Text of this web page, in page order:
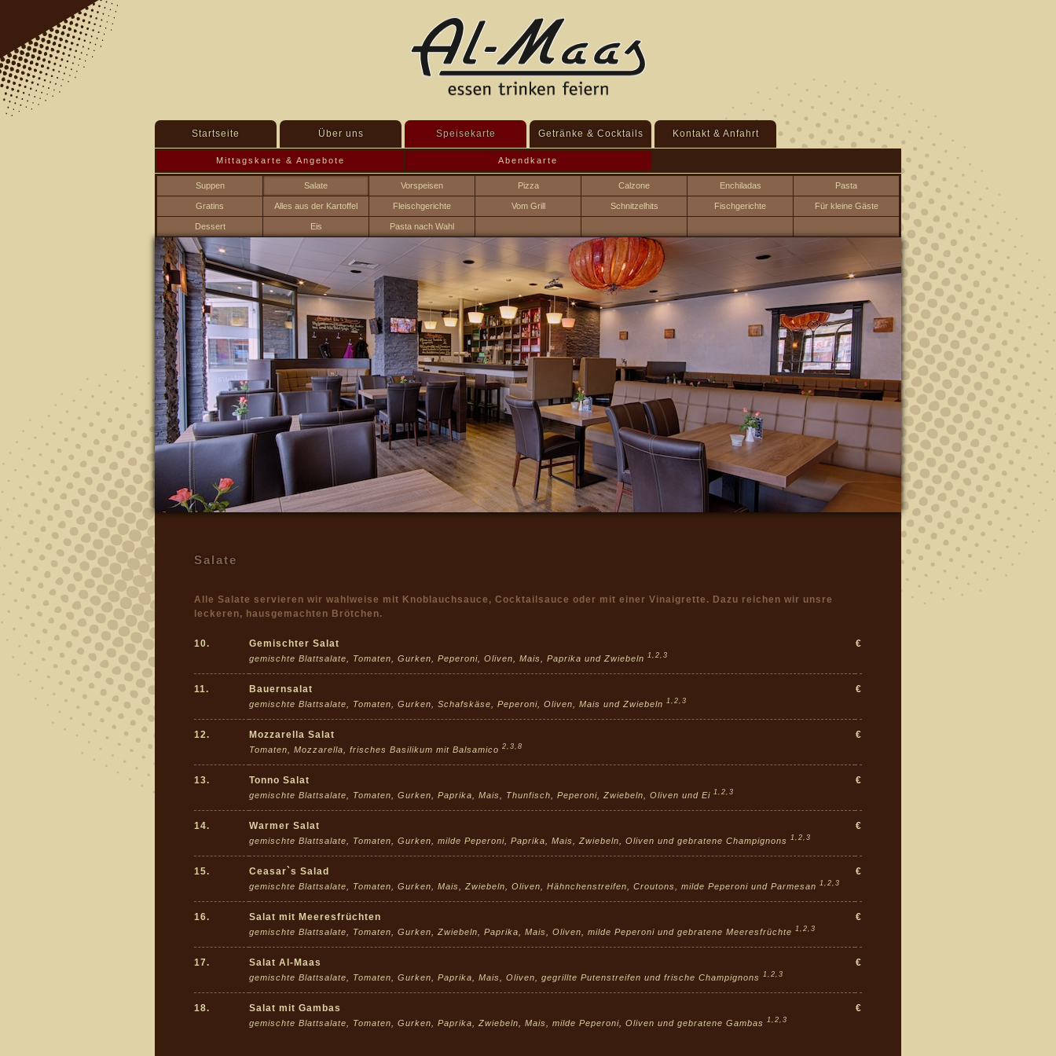
Startseite Über uns Speisekarte Getränke & Cocktails Kontakt & Anfahrt
Mittagskarte & Angebote Abendkarte
Suppen Salate Vorspeisen Pizza Calzone Enchiladas Pasta
Gratins Alles aus der Kartoffel Fleischgerichte Vom Grill Schnitzelhits Fischgerichte Für kleine Gäste
Dessert Eis Pasta nach Wahl
Salate
Alle Salate servieren wir wahlweise mit Knoblauchsauce, Cocktailsauce oder mit einer Vinaigrette. Dazu reichen wir unsre
leckeren, hausgemachten Brötchen.
10. Gemischter Salat
gemischte Blattsalate, Tomaten, Gurken, Peperoni, Oliven, Mais, Paprika und Zwiebeln 1,2,3
€
11. Bauernsalat
gemischte Blattsalate, Tomaten, Gurken, Schafskäse, Peperoni, Oliven, Mais und Zwiebeln 1,2,3
€
12. Mozzarella Salat
Tomaten, Mozzarella, frisches Basilikum mit Balsamico 2,3,8
€
13. Tonno Salat
gemischte Blattsalate, Tomaten, Gurken, Paprika, Mais, Thunfisch, Peperoni, Zwiebeln, Oliven und Ei 1,2,3
€
14. Warmer Salat
gemischte Blattsalate, Tomaten, Gurken, milde Peperoni, Paprika, Mais, Zwiebeln, Oliven und gebratene Champignons 1,2,3
€
15. Ceasar`s Salad
gemischte Blattsalate, Tomaten, Gurken, Mais, Zwiebeln, Oliven, Hähnchenstreifen, Croutons, milde Peperoni und Parmesan 1,2,3
€
16. Salat mit Meeresfrüchten
gemischte Blattsalate, Tomaten, Gurken, Zwiebeln, Paprika, Mais, Oliven, milde Peperoni und gebratene Meeresfrüchte 1,2,3
€
17. Salat Al-Maas
gemischte Blattsalate, Tomaten, Gurken, Paprika, Mais, Oliven, gegrillte Putenstreifen und frische Champignons 1,2,3
€
18. Salat mit Gambas
gemischte Blattsalate, Tomaten, Gurken, Paprika, Zwiebeln, Mais, milde Peperoni, Oliven und gebratene Gambas 1,2,3
€